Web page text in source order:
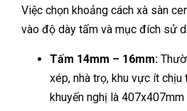
Việc chọn khoảng cách xà sàn
vào độ dày tấm và mục đích sử
Tấm 14mm – 16mm:
xép, nhà trọ, khu vực ít chịu
khuyến nghị là